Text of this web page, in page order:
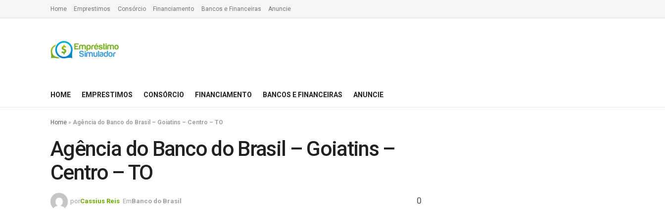
Home Emprestimos Consórcio Financiamento Bancos e Financeiras Anuncie
HOME EMPRESTIMOS CONSÓRCIO FINANCIAMENTO BANCOS E FINANCEIRAS ANUNCIE
Home » Agência do Banco do Brasil – Goiatins – Centro – TO
Agência do Banco do Brasil – Goiatins –
Centro – TO
porCassius Reis EmBanco do Brasil 0